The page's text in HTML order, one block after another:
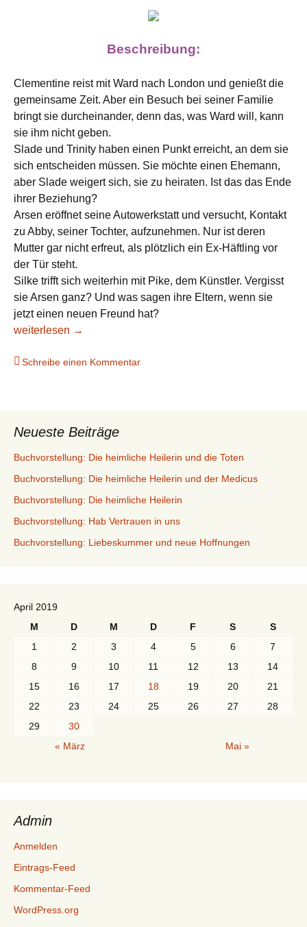
Beschreibung:
Clementine reist mit Ward nach London und genießt die
gemeinsame Zeit. Aber ein Besuch bei seiner Familie
bringt sie durcheinander, denn das, was Ward will, kann
sie ihm nicht geben.
Slade und Trinity haben einen Punkt erreicht, an dem sie
sich entscheiden müssen. Sie möchte einen Ehemann,
aber Slade weigert sich, sie zu heiraten. Ist das das Ende
ihrer Beziehung?
Arsen eröffnet seine Autowerkstatt und versucht, Kontakt
zu Abby, seiner Tochter, aufzunehmen. Nur ist deren
Mutter gar nicht erfreut, als plötzlich ein Ex-Häftling vor
der Tür steht.
Silke trifft sich weiterhin mit Pike, dem Künstler. Vergisst
sie Arsen ganz? Und was sagen ihre Eltern, wenn sie
jetzt einen neuen Freund hat?
Buchvorstellung: Reste meines Herzens
weiterlesen →
Schreibe einen Kommentar
Neueste Beiträge
Buchvorstellung: Die heimliche Heilerin und die Toten
Buchvorstellung: Die heimliche Heilerin und der Medicus
Buchvorstellung: Die heimliche Heilerin
Buchvorstellung: Hab Vertrauen in uns
Buchvorstellung: Liebeskummer und neue Hoffnungen
April 2019
M
D M D F S
S
1
2 3 4 5 6
7
8
9 10 11 12 13
14
15
16 17 18 19 20
21
22
23 24 25 26 27
28
29
30
« März
Mai »
Admin
Anmelden
Eintrags-Feed
Kommentar-Feed
WordPress.org